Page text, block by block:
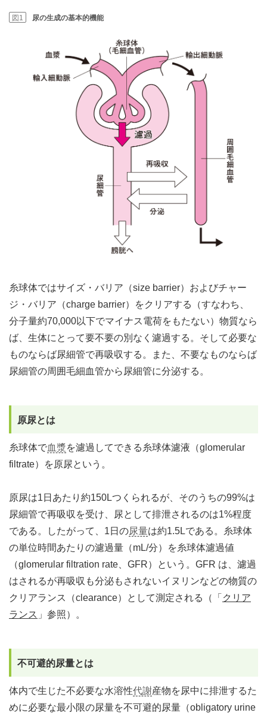
図1 尿の生成の基本的機能
糸球体ではサイズ・バリア（size barrier）およびチャー
ジ・バリア（charge barrier）をクリアする（すなわち、
分子量約70,000以下でマイナス電荷をもたない）物質なら
ば、生体にとって要不要の別なく濾過する。そして必要な
ものならば尿細管で再吸収する。また、不要なものならば
尿細管の周囲毛細血管から尿細管に分泌する。
原尿とは
糸球体で血漿を濾過してできる糸球体濾液（glomerular
filtrate）を原尿という。
原尿は1日あたり約150Lつくられるが、そのうちの99%は
尿細管で再吸収を受け、尿として排泄されるのは1%程度
である。したがって、1日の尿量は約1.5Lである。糸球体
の単位時間あたりの濾過量（mL/分）を糸球体濾過値
（glomerular filtration rate、GFR）という。GFR は、濾過
はされるが再吸収も分泌もされないイヌリンなどの物質の
クリアランス（clearance）として測定される（「 クリア
ランス 」参照）。
不可避的尿量とは
体内で生じた不必要な水溶性代謝産物を尿中に排泄するた
めに必要な最小限の尿量を不可避的尿量（obligatory urine